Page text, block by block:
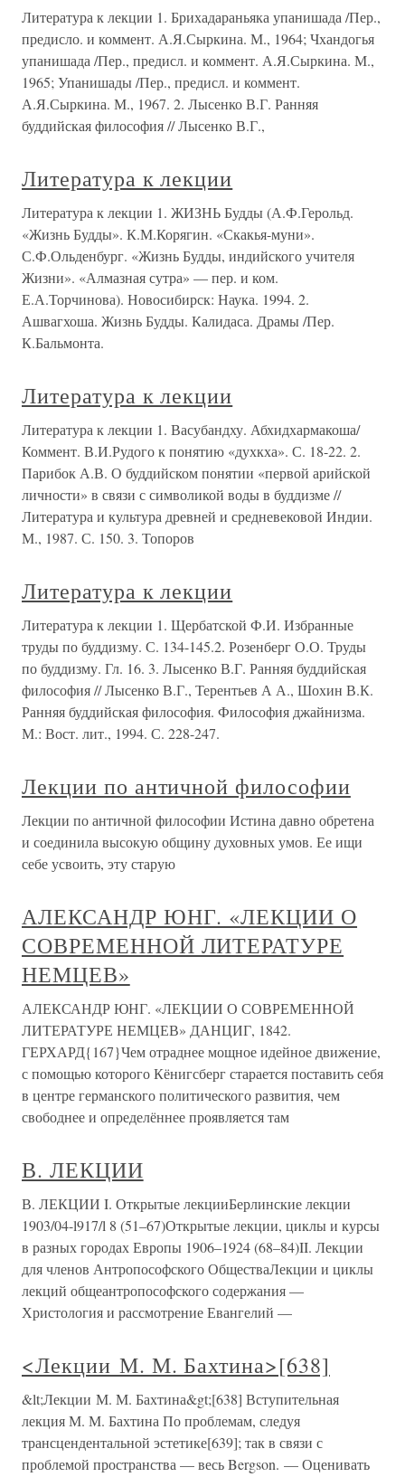
Литература к лекции 1. Брихадараньяка упанишада /Пер.,
предисло. и коммент. А.Я.Сыркина. М., 1964; Чхандогья
упанишада /Пер., предисл. и коммент. А.Я.Сыркина. М.,
1965; Упанишады /Пер., предисл. и коммент.
А.Я.Сыркина. М., 1967. 2. Лысенко В.Г. Ранняя
буддийская философия // Лысенко В.Г.,
Литература к лекции
Литература к лекции 1. ЖИЗНЬ Будды (А.Ф.Герольд.
«Жизнь Будды». К.М.Корягин. «Скакья-муни».
С.Ф.Ольденбург. «Жизнь Будды, индийского учителя
Жизни». «Алмазная сутра» — пер. и ком.
Е.А.Торчинова). Новосибирск: Наука. 1994. 2.
Ашвагхоша. Жизнь Будды. Калидаса. Драмы /Пер.
К.Бальмонта.
Литература к лекции
Литература к лекции 1. Васубандху. Абхидхармакоша/
Коммент. В.И.Рудого к понятию «духкха». С. 18-22. 2.
Парибок А.В. О буддийском понятии «первой арийской
личности» в связи с символикой воды в буддизме //
Литература и культура древней и средневековой Индии.
М., 1987. С. 150. 3. Топоров
Литература к лекции
Литература к лекции 1. Щербатской Ф.И. Избранные
труды по буддизму. С. 134-145.2. Розенберг О.О. Труды
по буддизму. Гл. 16. 3. Лысенко В.Г. Ранняя буддийская
философия // Лысенко В.Г., Терентьев А А., Шохин В.К.
Ранняя буддийская философия. Философия джайнизма.
М.: Вост. лит., 1994. С. 228-247.
Лекции по античной философии
Лекции по античной философии Истина давно обретена
и соединила высокую общину духовных умов. Ее ищи
себе усвоить, эту старую
АЛЕКСАНДР ЮНГ. «ЛЕКЦИИ О
СОВРЕМЕННОЙ ЛИТЕРАТУРЕ
НЕМЦЕВ»
АЛЕКСАНДР ЮНГ. «ЛЕКЦИИ О СОВРЕМЕННОЙ
ЛИТЕРАТУРЕ НЕМЦЕВ» ДАНЦИГ, 1842.
ГЕРХАРД{167}Чем отраднее мощное идейное движение,
с помощью которого Кёнигсберг старается поставить себя
в центре германского политического развития, чем
свободнее и определённее проявляется там
В. ЛЕКЦИИ
В. ЛЕКЦИИ I. Открытые лекцииБерлинские лекции
1903/04-l917/l 8 (51–67)Открытые лекции, циклы и курсы
в разных городах Европы 1906–1924 (68–84)II. Лекции
для членов Антропософского ОбществаЛекции и циклы
лекций общеантропософского содержания —
Христология и рассмотрение Евангелий —
<Лекции М. М. Бахтина>[638]
&lt;Лекции М. М. Бахтина&gt;[638] Вступительная
лекция М. М. Бахтина По проблемам, следуя
трансцендентальной эстетике[639]; так в связи с
проблемой пространства — весь Bergson. — Оценивать